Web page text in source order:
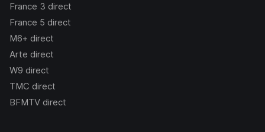
France 3 direct
France 5 direct
M6+ direct
Arte direct
W9 direct
TMC direct
BFMTV direct